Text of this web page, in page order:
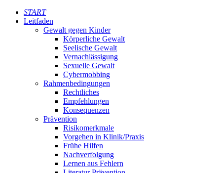
START
Leitfaden
Gewalt gegen Kinder
Körperliche Gewalt
Seelische Gewalt
Vernachlässigung
Sexuelle Gewalt
Cybermobbing
Rahmenbedingungen
Rechtliches
Empfehlungen
Konsequenzen
Prävention
Risikomerkmale
Vorgehen in Klinik/Praxis
Frühe Hilfen
Nachverfolgung
Lernen aus Fehlern